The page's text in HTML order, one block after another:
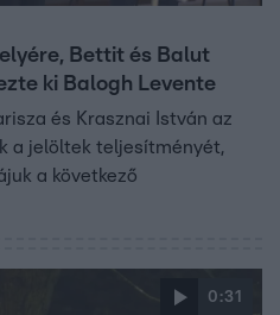
Bettit és Balut
ki Balogh Levente
és Krasznai István az
a jelöltek teljesítményét,
a következő
0:31